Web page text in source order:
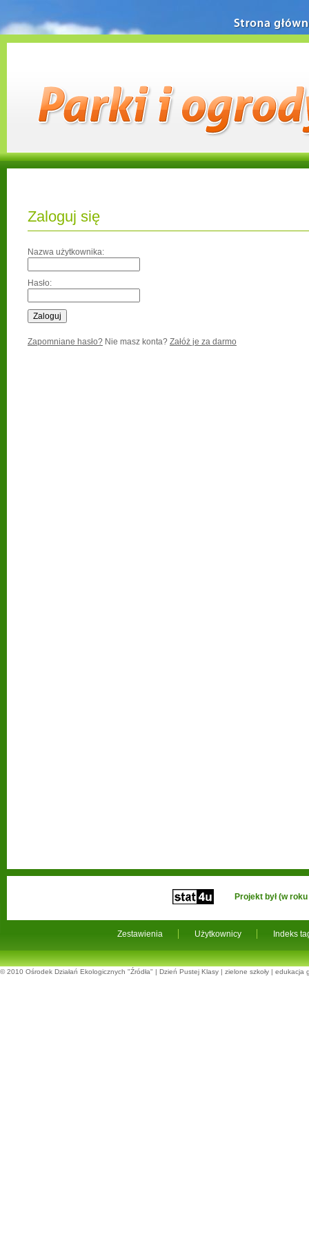
Zaloguj się
Nazwa użytkownika:
Hasło:
Zapomniane hasło? Nie masz konta? Załóż je za darmo
Strona główna
Zestawienia Użytkownicy Indeks
Projekt był (w
© 2010 Ośrodek Działań Ekologicznych "Źródła" | Dzień Pustej Klasy | zielone szkoły | edukacja